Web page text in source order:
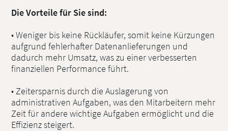
Die Vorteile für Sie sind:
• Weniger bis keine Rückläufer, somit keine Kürzungen
aufgrund fehlerhafter Datenanlieferungen und
dadurch mehr Umsatz, was zu einer verbesserten
finanziellen Performance führt.
• Zeitersparnis durch die Auslagerung von
administrativen Aufgaben, was den Mitarbeitern mehr
Zeit für andere wichtige Aufgaben ermöglicht und die
Effizienz steigert.